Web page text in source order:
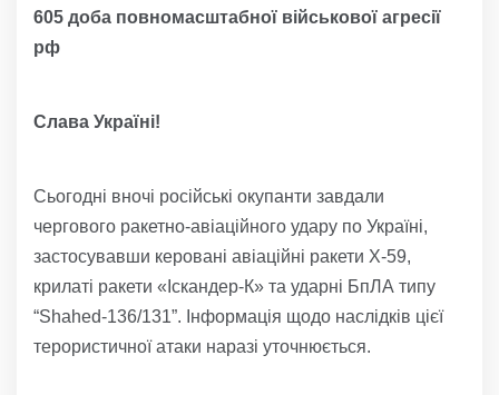
605 доба повномасштабної військової агресії
рф
Слава Україні!
Сьогодні вночі російські окупанти завдали
чергового ракетно-авіаційного удару по Україні,
застосувавши керовані авіаційні ракети Х-59,
крилаті ракети «Іскандер-К» та ударні БпЛА типу
“Shahed-136/131”. Інформація щодо наслідків цієї
терористичної атаки наразі уточнюється.